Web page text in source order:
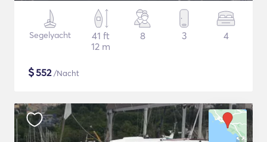
Segelyacht
41 ft
12 m
8 3 4
$552/Nacht